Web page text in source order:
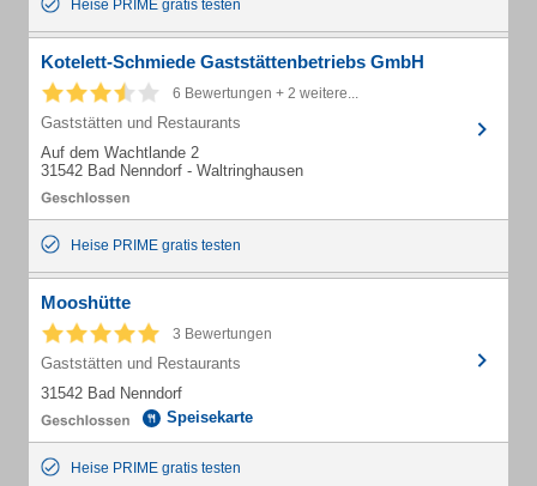
Heise PRIME gratis testen
Kotelett-Schmiede Gaststättenbetriebs GmbH
6 Bewertungen + 2 weitere...
Gaststätten und Restaurants
Auf dem Wachtlande 2
31542 Bad Nenndorf - Waltringhausen
Heise PRIME gratis testen
Mooshütte
3 Bewertungen
Gaststätten und Restaurants
31542 Bad Nenndorf
Speisekarte
Heise PRIME gratis testen